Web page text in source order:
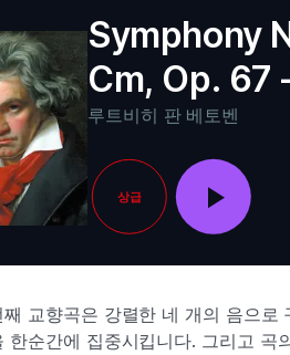
Symphony
Cm, Op. 67
루트비히 판 베토벤
상급
교향곡은 강렬한 네 개의 음으로
한순간에 집중시킵니다. 그리고 곡